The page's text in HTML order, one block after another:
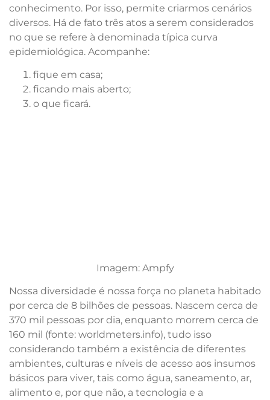
conhecimento. Por isso, permite criarmos cenários
diversos. Há de fato três atos a serem considerados
no que se refere à denominada típica curva
epidemiológica. Acompanhe:
fique em casa;
ficando mais aberto;
o que ficará.
Imagem: Ampfy
Nossa diversidade é nossa força no planeta habitado
por cerca de 8 bilhões de pessoas. Nascem cerca de
370 mil pessoas por dia, enquanto morrem cerca de
160 mil (fonte: worldmeters.info), tudo isso
considerando também a existência de diferentes
ambientes, culturas e níveis de acesso aos insumos
básicos para viver, tais como água, saneamento, ar,
alimento e, por que não, a tecnologia e a